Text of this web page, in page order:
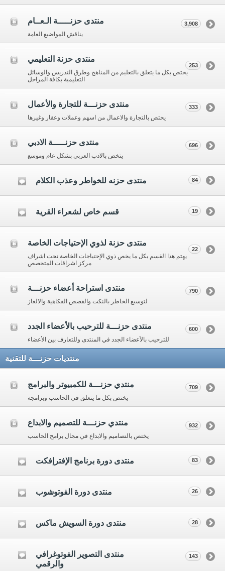
منتدى حزنـــــة الـعــام
يناقش المواضيع العامة
3,908
منتدى حزنة التعليمي
يختص بكل ما يتعلق بالتعليم من المناهج وطرق التدريس والوسائل
التعليمية بكافة المراحل
253
منتدى حزنـــة للتجارة والأعمال
يختص بالتجارة والاعمال من اسهم وعملات وعقار وغيرها
333
منتدى حزنـــــة الادبي
يتخص بالادب العربي بشكل عام وموسع
696
منتدى حزنه للخواطر وعذب الكلام 84
قسم خاص لشعراء القرية 19
منتدى حزنة لذوي الإحتياجات الخاصة
يهتم هذا القسم بكل ما يخص ذوي الإحتياجات الخاصة تحت اشراف
مركز اشراقات المتخصص
22
منتدى استراحة أعضاء حزنـــة
لتوسيع الخاطر بالنكت والقصص الفكاهية والالغاز
790
منتدى حزنـــة للترحيب بالأعضاء الجدد
للترحيب بالأعضاء الجدد في المنتدى وللتعارف بين الأعضاء
600
منتديات حزنـــة للتقنية
منتدي حزنـــة للكمبيوتر والبرامج
يختص بكل ما يتعلق في الحاسب وبرامجه
709
منتدي حزنـــة للتصميم والابداع
يختص بالتصاميم والابداع في مجال برامج الحاسب
932
منتدى دورة برنامج الإفترإفكت 83
منتدى دورة الفوتوشوب 26
منتدى دورة السويش ماكس 28
منتدى التصوير الفوتوغرافي
والرقمي
143